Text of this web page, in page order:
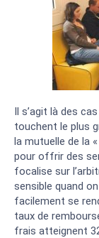
Il s’agit là des
touchent le plus
la mutuelle de la
pour offrir des
focalise sur
sensible quand
facilement se
taux de
frais atteignent